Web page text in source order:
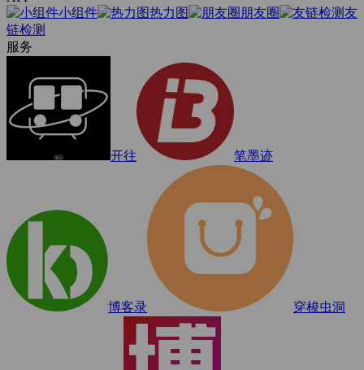
小组件
热力图 朋友圈
友
链检测
服务
开往 笔墨迹
博客录 穿梭虫洞